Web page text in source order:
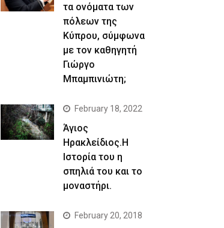
τα ονόματα των
πόλεων της
Κύπρου, σύμφωνα
με τον καθηγητή
Γιώργο
Μπαμπινιώτη;
February 18, 2022
Άγιος
Ηρακλείδιος.Η
Ιστορία του η
σπηλιά του και το
μοναστήρι.
February 20, 2018